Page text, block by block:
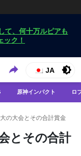
て、何十万ルピアも
ック！
ュース
ームニュースを入手
JA
原神インパクト ロ
の大会とその合計賞金
とその合計